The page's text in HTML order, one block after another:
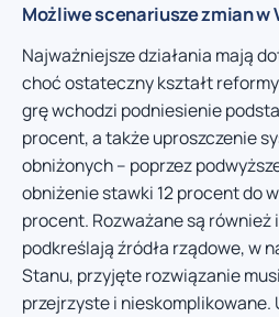
Możliwe scenariusze zmian w
Najważniejsze działania mają
choć ostateczny kształt
grę wchodzi podniesienie
procent, a także uproszczenie
obniżonych – poprzez
obniżenie stawki 12 procent do
procent. Rozważane są również
podkreślają źródła rządowe, w
Stanu, przyjęte rozwiązanie
przejrzyste i nieskomplikowane.